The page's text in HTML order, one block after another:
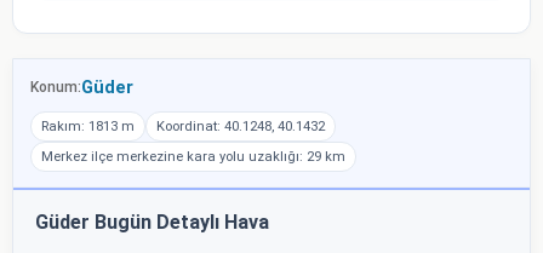
Konum:Güder
Rakım: 1813 m
Koordinat: 40.1248, 40.1432
Merkez ilçe merkezine kara yolu uzaklığı: 29 km
Güder Bugün Detaylı Hava